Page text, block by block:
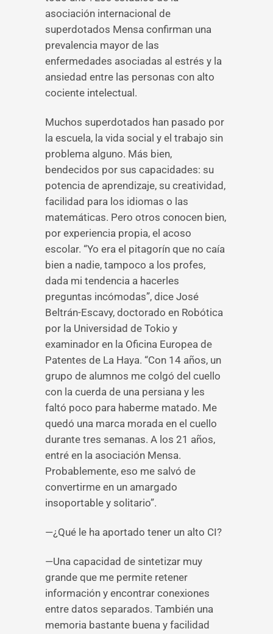
asociación internacional de
superdotados Mensa confirman una
prevalencia mayor de las
enfermedades asociadas al estrés y la
ansiedad entre las personas con alto
cociente intelectual.
Muchos superdotados han pasado por
la escuela, la vida social y el trabajo sin
problema alguno. Más bien,
bendecidos por sus capacidades: su
potencia de aprendizaje, su creatividad,
facilidad para los idiomas o las
matemáticas. Pero otros conocen bien,
por experiencia propia, el acoso
escolar. “Yo era el pitagorín que no caía
bien a nadie, tampoco a los profes,
dada mi tendencia a hacerles
preguntas incómodas”, dice José
Beltrán-Escavy, doctorado en Robótica
por la Universidad de Tokio y
examinador en la Oficina Europea de
Patentes de La Haya. “Con 14 años, un
grupo de alumnos me colgó del cuello
con la cuerda de una persiana y les
faltó poco para haberme matado. Me
quedó una marca morada en el cuello
durante tres semanas. A los 21 años,
entré en la asociación Mensa.
Probablemente, eso me salvó de
convertirme en un amargado
insoportable y solitario”.
—¿Qué le ha aportado tener un alto CI?
—Una capacidad de sintetizar muy
grande que me permite retener
información y encontrar conexiones
entre datos separados. También una
memoria bastante buena y facilidad